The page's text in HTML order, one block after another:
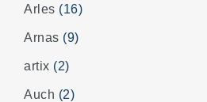
Arles (16)
Arnas (9)
artix (2)
Auch (2)